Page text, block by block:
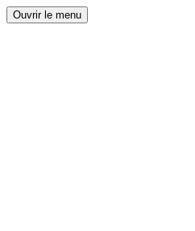
Ouvrir le menu